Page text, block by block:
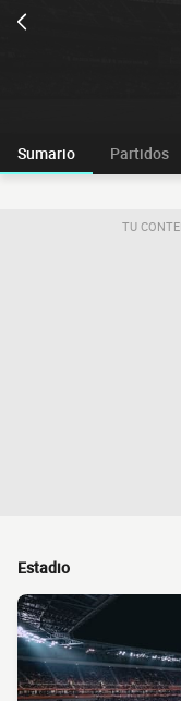
Sumario Partidos
TU
Estadio